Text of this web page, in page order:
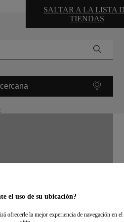
SALTAR A LA LISTA
TIENDAS
el uso de su ubicación?
ofrecerle la mejor experiencia de navegación en el